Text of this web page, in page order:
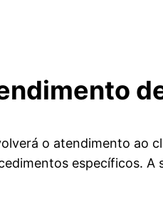
o atendimento ao
específicos.